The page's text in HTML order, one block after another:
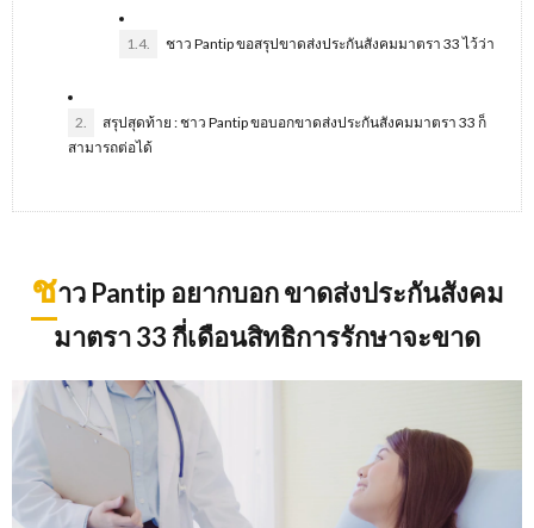
1.4. ชาว Pantip ขอสรุปขาดส่งประกันสังคมมาตรา 33 ไว้ว่า
2.
สรุปสุดท้าย : ชาว Pantip ขอบอกขาดส่งประกันสังคมมาตรา 33 ก็
สามารถต่อได้
ชาว Pantip อยากบอก ขาดส่งประกันสังคม
มาตรา 33 กี่เดือนสิทธิการรักษาจะขาด